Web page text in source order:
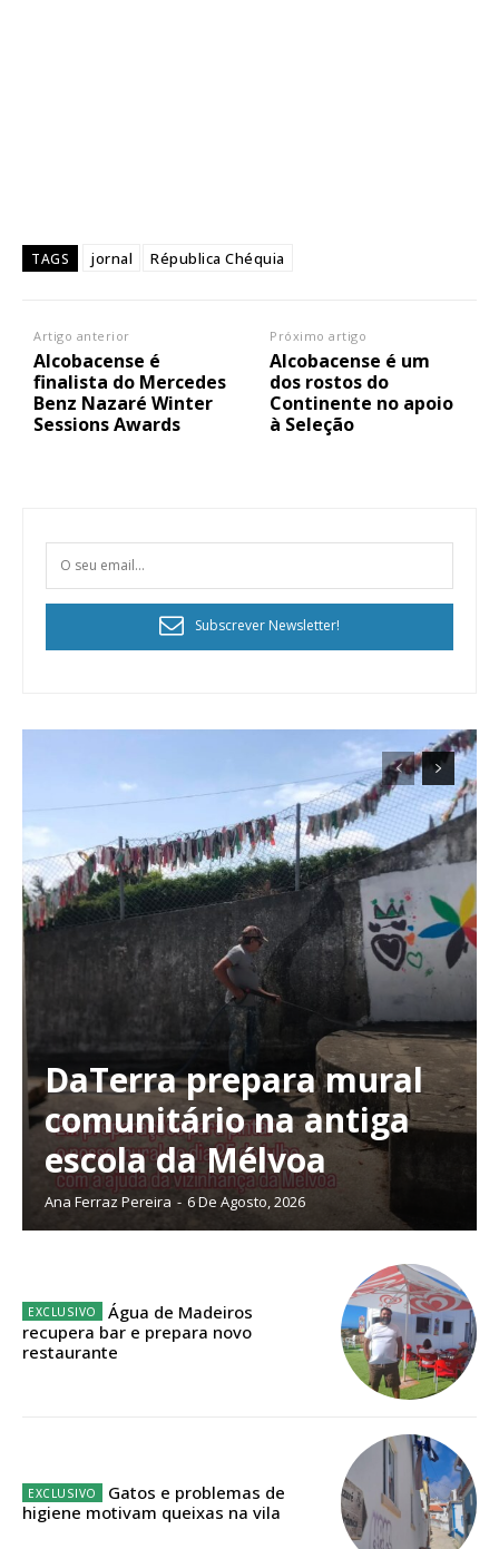
Planos de Assinatura
Faça-se assinante do Região de Cister e ajude-nos a manter este serviço
público!
Sendo assinante terá acesso a todos os conteúdos exclusivos e versões
Escolha o plano de assinatura desejado:
32€
TAGS jornal Républica Chéquia
Artigo anterior
Alcobacense é
finalista do Mercedes
Benz Nazaré Winter
Sessions Awards
Próximo artigo
Alcobacense é um
dos rostos do
Continente no apoio
à Seleção
Subscrever Newsletter!
DaTerra prepara mural
comunitário na antiga
escola da Mélvoa
Ana Ferraz Pereira - 6 De Agosto, 2026
Água de Madeiros
recupera bar e prepara novo
restaurante
Gatos e problemas de
higiene motivam queixas na vila